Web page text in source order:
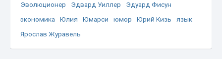
Эволюционер
Эдвард Уиллер
Эдуард Фисун
экономика
Юлия Юмарси юмор Юрий Кизь
язык
Ярослав Журавель